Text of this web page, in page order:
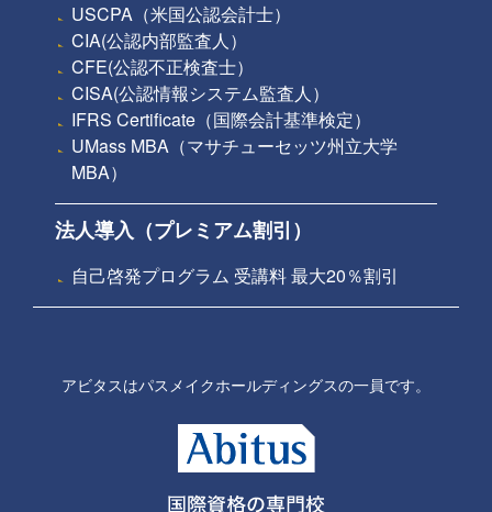
USCPA（米国公認会計士）
CIA(公認内部監査人）
CFE(公認不正検査士）
CISA(公認情報システム監査人）
IFRS Certificate（国際会計基準検定）
UMass MBA（マサチューセッツ州立大学
MBA）
法人導入（プレミアム割引）
自己啓発プログラム 受講料 最大20％割引
アビタスはパスメイクホールディングスの一員です。